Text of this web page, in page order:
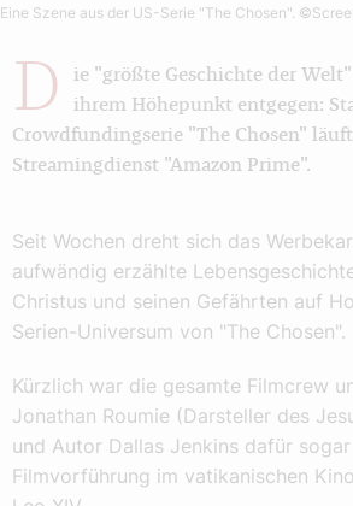
Eine Szene aus der US-Serie "The Chosen".
D
ie "größte Geschichte der
ihrem Höhepunkt entgegen:
Crowdfundingserie "The Chosen"
Streamingdienst "Amazon Prime".
Seit Wochen dreht sich das
aufwändig erzählte
Christus und seinen Gefährten auf
Serien-Universum von "The Chosen".
Kürzlich war die gesamte Filmcrew
Jonathan Roumie (Darsteller des
und Autor Dallas Jenkins dafür
Filmvorführung im vatikanischen